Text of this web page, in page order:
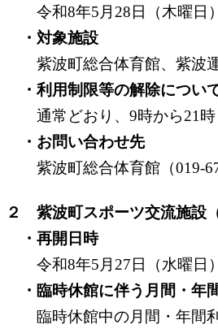
令和8年5月28日（木曜日
・対象施設
紫波町総合体育館、紫波運
・利用制限等の解除につい
通常どおり、9時から21時
・お問い合わせ先
紫波町総合体育館（019-
２ 紫波町スポーツ交流施設
・再開日時
令和8年5月27日（水曜日
・臨時休館に伴う月間・年
臨時休館中の月間・年間利